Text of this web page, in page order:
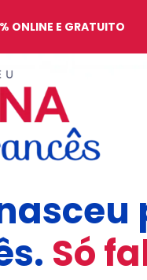
ONLINE E GRATUITO
Só